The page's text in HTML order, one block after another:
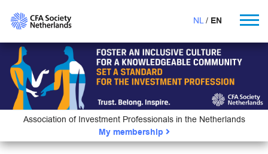
NL EN
Association of Investment Professionals in the Netherlands
My membership